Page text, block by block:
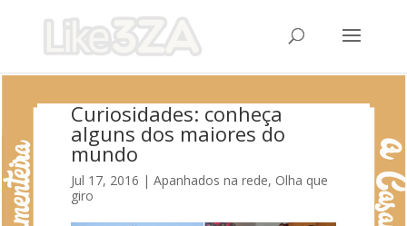
Curiosidades: conheça
alguns dos maiores do
mundo
Jul 17, 2016 | Apanhados na rede, Olha que
giro